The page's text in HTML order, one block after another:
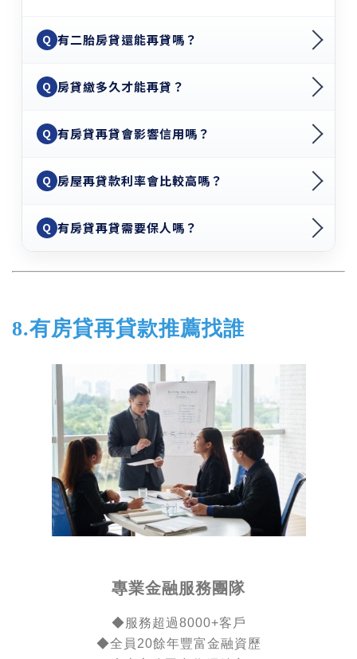
Q 有二胎房貸還能再貸嗎？
Q 房貸繳多久才能再貸？
Q 有房貸再貸會影響信用嗎？
Q 房屋再貸款利率會比較高嗎？
Q 有房貸再貸需要保人嗎？
8.有房貸再貸款推薦找誰
專業金融服務團隊
◆服務超過8000+客戶
◆全員20餘年豐富金融資歷